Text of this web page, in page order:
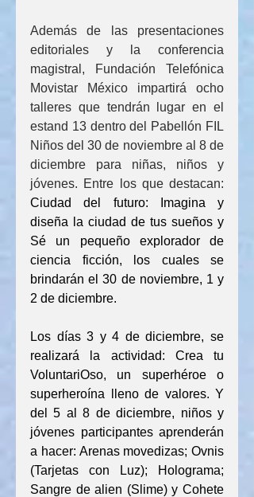
Además de las presentaciones
editoriales y la conferencia
magistral, Fundación Telefónica
Movistar México impartirá ocho
talleres que tendrán lugar en el
estand 13 dentro del Pabellón FIL
Niños del 30 de noviembre al 8 de
diciembre para niñas, niños y
Ciudad del futuro: Imagina y
diseña la ciudad de tus sueños y
Sé un pequeño explorador de
ciencia ficción, los cuales se
brindarán el 30 de noviembre, 1 y
2 de diciembre.
Los días 3 y 4 de diciembre, se
realizará la actividad: Crea tu
VoluntariOso, un superhéroe o
superheroína lleno de valores. Y
del 5 al 8 de diciembre, niños y
jóvenes participantes aprenderán
a hacer: Arenas movedizas; Ovnis
(Tarjetas con Luz); Holograma;
Sangre de alien (Slime) y Cohete